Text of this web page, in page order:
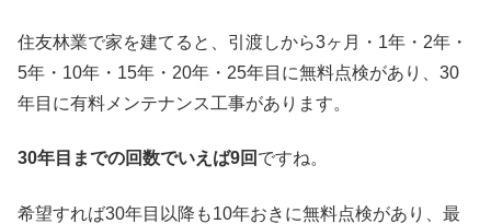
住友林業で家を建てると、引渡しから3ヶ月・1年・2年・
5年・10年・15年・20年・25年目に無料点検があり、30
年目に有料メンテナンス工事があります。
30年目までの回数でいえば9回 ですね。
希望すれば30年目以降も10年おきに無料点検があり、最